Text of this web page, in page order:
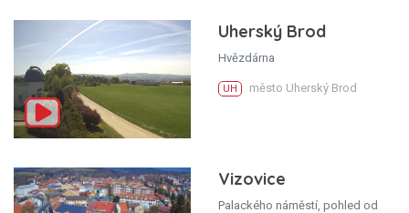
Uherský Brod
Hvězdárna
UH město Uherský Brod
Vizovice
Palackého náměstí, pohled od